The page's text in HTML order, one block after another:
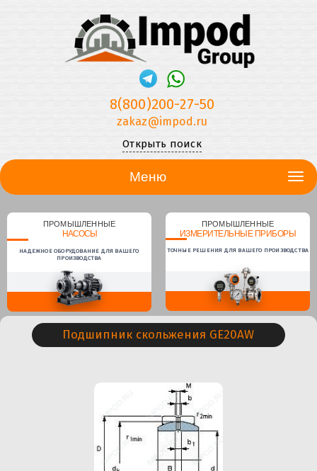
8(800)200-27-50
zakaz@impod.ru
Открыть поиск
Меню
ПРОМЫШЛЕННЫЕ
НАСОСЫ
НАДЕЖНОЕ ОБОРУДОВАНИЕ ДЛЯ ВАШЕГО
ПРОИЗВОДСТВА
ПРОМЫШЛЕННЫЕ
ИЗМЕРИТЕЛЬНЫЕ ПРИБОРЫ
ТОЧНЫЕ РЕШЕНИЯ ДЛЯ ВАШЕГО ПРОИЗВОДСТВА
Подшипник скольжения GE20AW